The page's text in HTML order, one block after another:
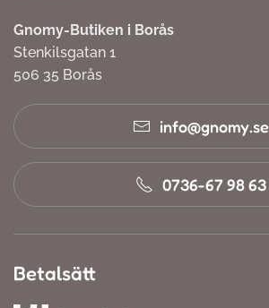
Gnomy-Butiken i Borås
Stenkilsgatan 1
506 35 Borås
info@gnomy.se
0736-67 98 63
Betalsätt